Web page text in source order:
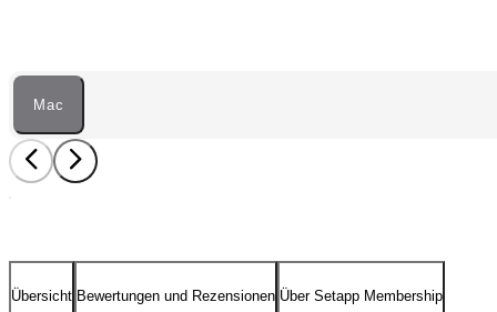
Mac
Übersicht Bewertungen und Rezensionen Über Setapp Membership